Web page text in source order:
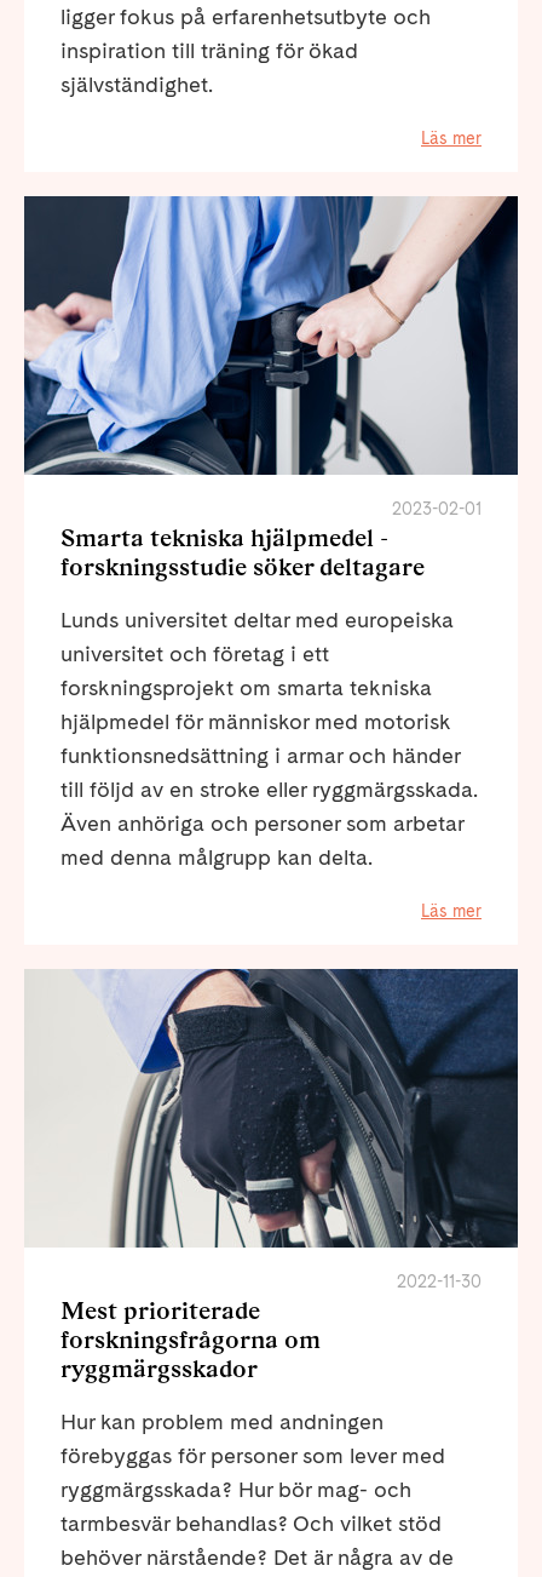
ligger fokus på erfarenhetsutbyte och
inspiration till träning för ökad
självständighet.
Läs mer
2023-02-01
Smarta tekniska hjälpmedel -
forskningsstudie söker deltagare
Lunds universitet deltar med europeiska
universitet och företag i ett
forskningsprojekt om smarta tekniska
hjälpmedel för människor med motorisk
funktionsnedsättning i armar och händer
till följd av en stroke eller ryggmärgsskada.
Även anhöriga och personer som arbetar
med denna målgrupp kan delta.
Läs mer
2022-11-30
Mest prioriterade
forskningsfrågorna om
ryggmärgsskador
Hur kan problem med andningen
förebyggas för personer som lever med
ryggmärgsskada? Hur bör mag- och
tarmbesvär behandlas? Och vilket stöd
behöver närstående? Det är några av de